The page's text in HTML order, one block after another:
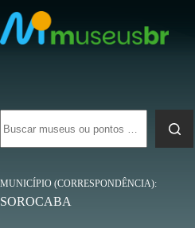
para
o
conteúdo
resultados
MUNICÍPIO (CORRESPONDÊNCIA)
SOROCABA